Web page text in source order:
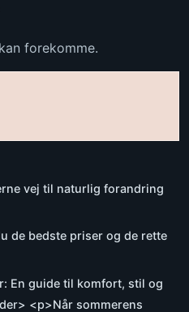
forekomme.
vej til naturlig forandring
de bedste priser og de rette
En guide til komfort, stil og
<p>Når sommerens